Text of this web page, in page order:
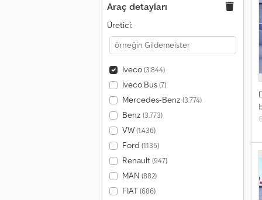
Araç detayları
Üretici:
Iveco(3.844)
Iveco Bus(7)
Mercedes-Benz (3.774)
Benz (3.773)
VW(1.436)
Ford (1.135)
Renault(947)
MAN (882)
FIAT(686)